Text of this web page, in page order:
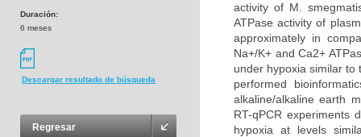
Duración:
6 meses
Descargar resultado de búsqueda
Regresar
activity of M.
ATPase activity of
approximately in
Na+/K+ and Ca2+
under hypoxia similar to
performed
alkaline/alkaline earth
RT-qPCR experiments
hypoxia at levels